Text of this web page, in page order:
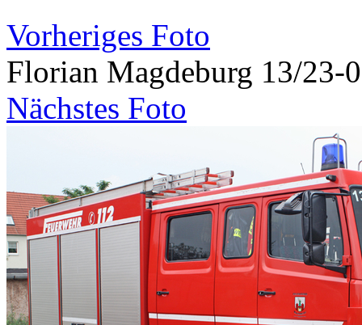
Vorheriges Foto
Florian Magdeburg 13/23-
Nächstes Foto